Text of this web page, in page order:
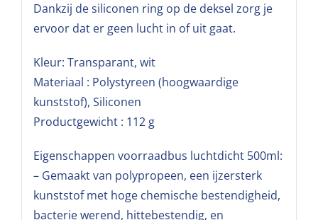
Dankzij de siliconen ring op de deksel zorg je
ervoor dat er geen lucht in of uit gaat.
Kleur: Transparant, wit
Materiaal : Polystyreen (hoogwaardige
kunststof), Siliconen
Productgewicht : 112 g
Eigenschappen voorraadbus luchtdicht 500ml:
– Gemaakt van polypropeen, een ijzersterk
kunststof met hoge chemische bestendigheid,
bacterie werend, hittebestendig, en